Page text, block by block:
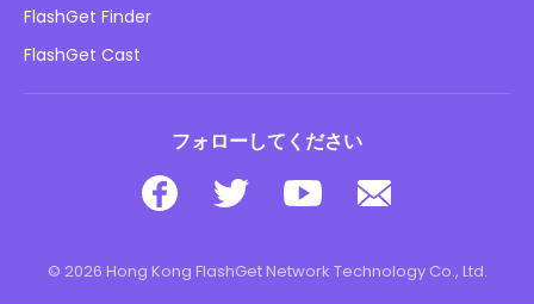
私の情報を販売しないでください
子供のオンラインの安全性
ダウンロード
FlashGet Finder
FlashGet Cast
フォローしてください
© 2026 Hong Kong FlashGet Network Technology Co., Ltd.